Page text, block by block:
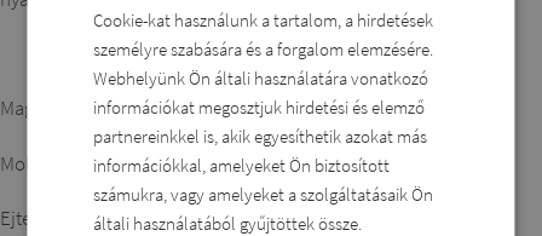
Magyar gyártás
Molett és plus size fazon
Ejtett vállú kialakítás
HUNGARIAN
ROMANIAN
ENGLISH
DUTCH
Cookie-kat használunk a tartalom, a hirdetések
személyre szabására és a forgalom elemzésére.
Webhelyünk Ön általi használatára vonatkozó
információkat megosztjuk hirdetési és elemző
partnereinkkel is, akik egyesíthetik azokat más
információkkal, amelyeket Ön biztosított
számukra, vagy amelyeket a szolgáltatásaik Ön
általi használatából gyűjtöttek össze.